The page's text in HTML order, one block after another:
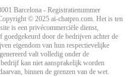
Barcelona - Registratienummer
© 2025 ai-chatpro.com. Het is ten
is een privécommerciële dienst,
door de bedrijven achter de
eigendom van hun respectievelijke
valt volledig onder de
kan niet aansprakelijk worden
binnen de grenzen van de wet.